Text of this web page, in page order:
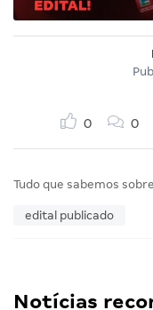
0 0
Tudo que sabemos
edital publicado
Notícias